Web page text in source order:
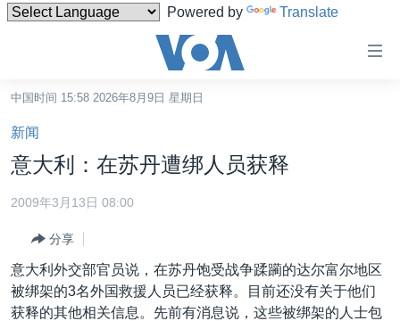
Powered by Translate
碍
链
接
跳
转
容
跳
转
中国
港澳
国际
最新国际新闻
分类新闻
中国时间 15:58 2026年8月9日 星期日
新闻
意大利：在苏丹遭绑人员获释
2009年3月13日 08:00
分享
意大利外交部官员说，在苏丹饱受战争蹂躏的达尔富尔地区
被绑架的3名外国救援人员已经获释。目前还没有关于他们
获释的其他相关信息。先前有消息说，这些被绑架的人士包